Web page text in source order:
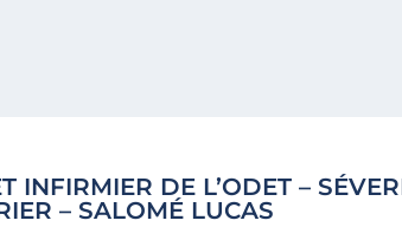
INFIRMIER DE L’ODET –
– SALOMÉ LUCAS